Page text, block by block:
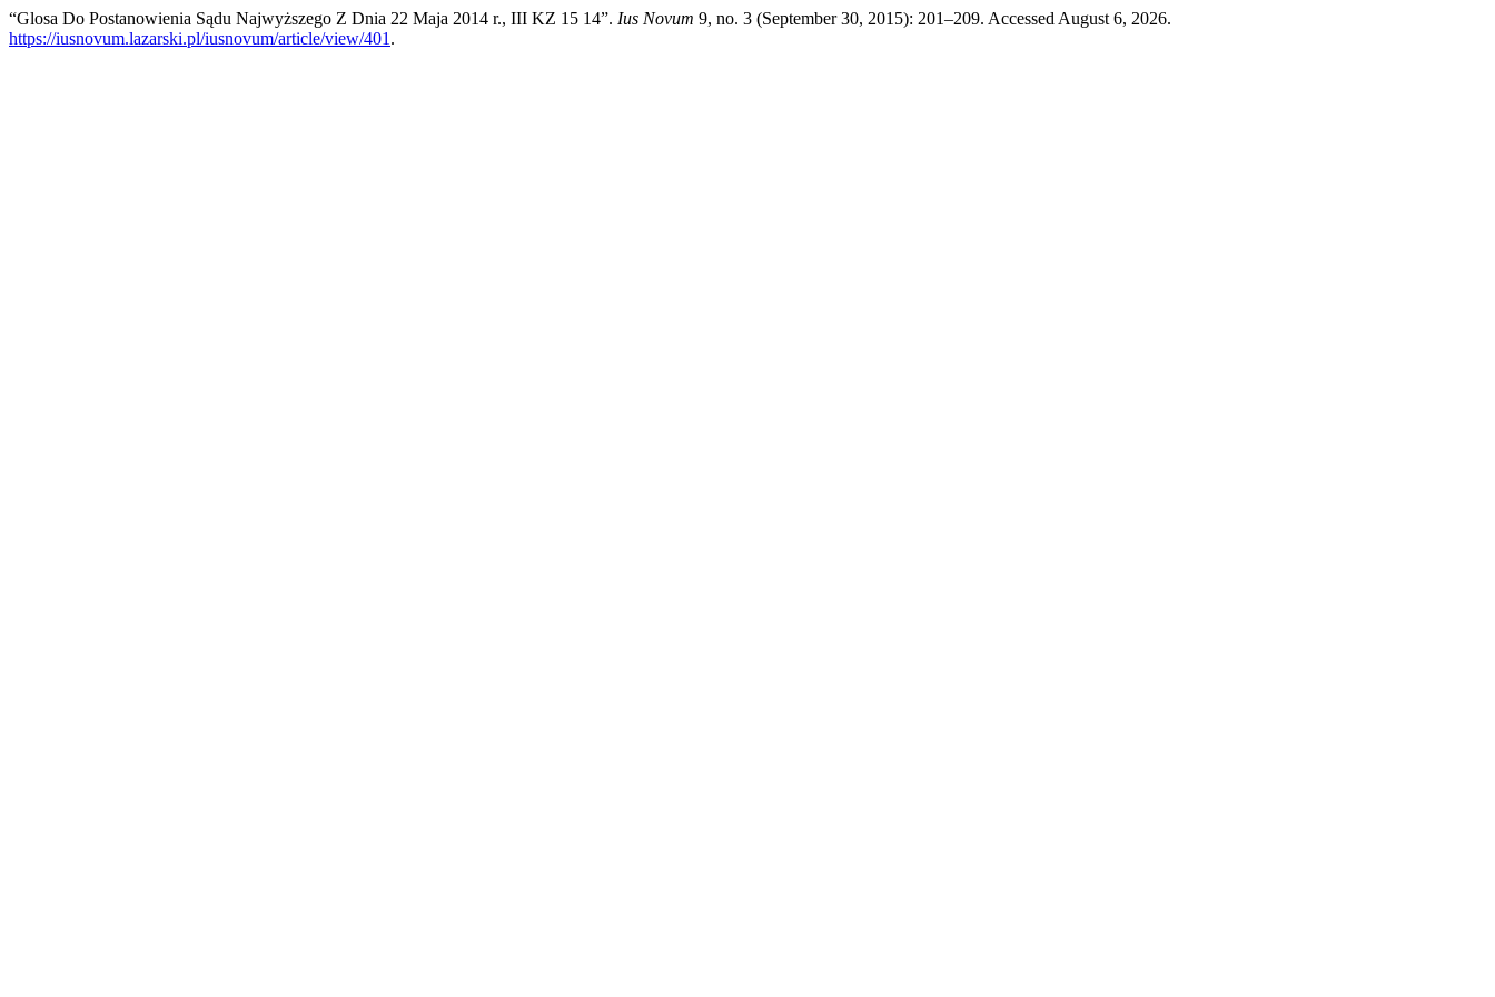
“Glosa Do Postanowienia Sądu Najwyższego Z Dnia 22 Maja 2014 r., III KZ 15 14”. Ius Novum 9, no. 3 (September 30, 2015): 201–209. Accessed August 6, 2026.
https://iusnovum.lazarski.pl/iusnovum/article/view/401 .